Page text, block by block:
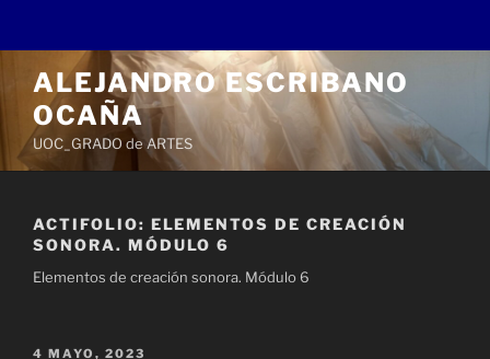
contenido
ALEJANDRO ESCRIBANO
OCAÑA
UOC_GRADO de ARTES
ACTIFOLIO: ELEMENTOS DE CREACIÓN
SONORA. MÓDULO 6
Elementos de creación sonora. Módulo 6
PUBLICADO
4 MAYO, 2023